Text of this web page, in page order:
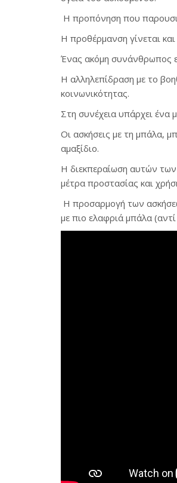
Η προπόνηση που
Η προθέρμανση γίνεται
Ένας ακόμη συνάνθρωπος
Η αλληλεπίδραση με το
κοινωνικότητας.
Στη συνέχεια υπάρχει ένα
Οι ασκήσεις με τη μπάλα,
αμαξίδιο.
Η διεκπεραίωση αυτών
μέτρα προστασίας και
Η προσαρμογή των
με πιο ελαφριά μπάλα